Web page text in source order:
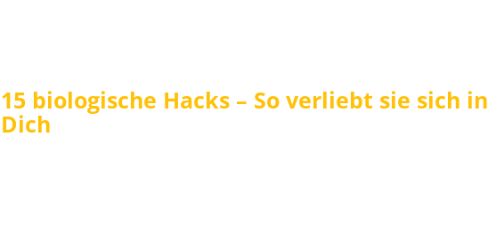
15 biologische Hacks – So verliebt sie sich in
Dich